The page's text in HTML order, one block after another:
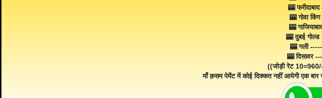
🎰
🎰 गोवा
🎰
🎰 दुबई
🎰 गली
🎰 दिसावर
((जोड़ी रेट
माँ क़सम पेमेंट में कोई दिक्कत नहीं आयेगी एक बार